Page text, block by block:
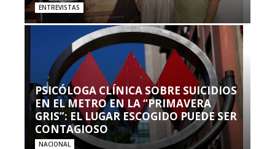
ENTREVISTAS
PSICÓLOGA CLÍNICA SOBRE SUICIDIOS
EN EL METRO EN LA “PRIMAVERA
GRIS”: EL LUGAR ESCOGIDO PUEDE SER
CONTAGIOSO
NACIONAL